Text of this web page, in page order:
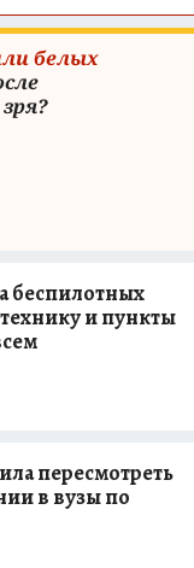
белых
беспилотных
и пункты
пересмотреть
в вузы по